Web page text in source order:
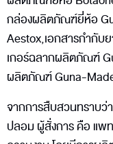
กล่องผลิตภัณฑ์ยี่ห้อ
Aestox,เอกสารกำกับ
เกอร์ฉลากผลิตภัณฑ์
ผลิตภัณฑ์ Guna-
จากการสืบสวนทราบ
ปลอม ผู้สั่งการ คือ แพ